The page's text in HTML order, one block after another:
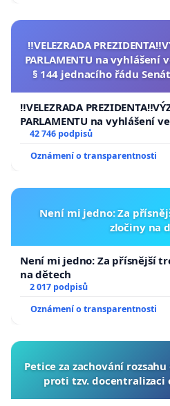
‼️VELEZRADA
PARLAMENTU na
§ 144 jednacího řádu
‼️VELEZRADA
PARLAMENTU na vyhlášení
144 jednacího řádu Senátu
usnesení k podání ústavní
republiky
42 746 podpisů
Oznámení o transparentnosti
Není mi jedno: Za
zločiny na
Není mi jedno: Za přísnější
na dětech
2 017 podpisů
Oznámení o transparentnosti
Petice za zachování
proti tzv. docentralizaci